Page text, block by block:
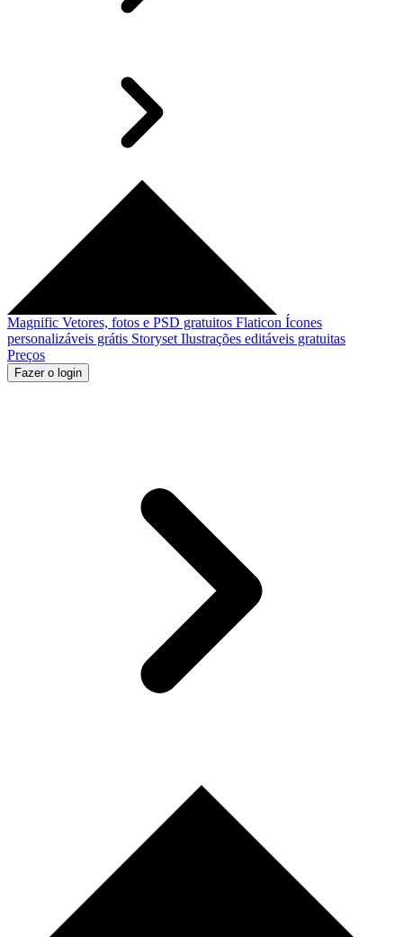
Magnific Vetores, fotos e PSD gratuitos Flaticon Ícones
personalizáveis grátis Storyset Ilustrações editáveis gratuitas
Preços
Fazer o login